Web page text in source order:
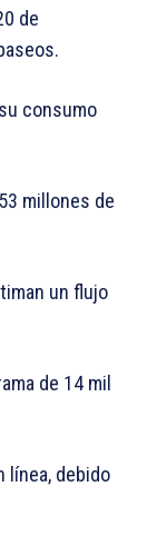
de
consumo
millones de
un flujo
de 14 mil
línea, debido